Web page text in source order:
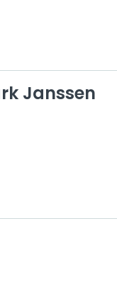
Janssen